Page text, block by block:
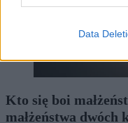
Data
Kto się boi
małżeństwa dwóch